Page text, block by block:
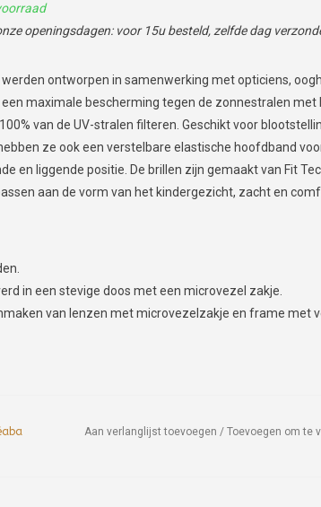
openingsdagen: voor 15u besteld, zelfde dag
werden ontworpen in samenwerking met opticiens,
maximale bescherming tegen de zonnestralen met
van de UV-stralen filteren. Geschikt voor
ze ook een verstelbare elastische hoofdband
en liggende positie. De brillen zijn gemaakt van Fit
aan de vorm van het kindergezicht, zacht en
in een stevige doos met een microvezel zakje.
van lenzen met microvezelzakje en frame met
Aan verlanglijst toevoegen / Toevoegen om te